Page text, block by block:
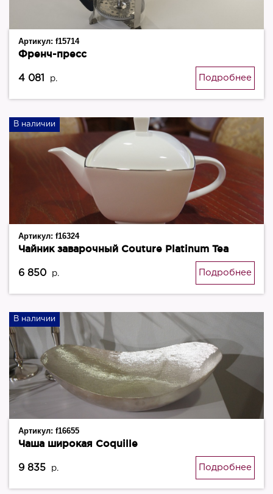
Артикул: f15714
Френч-пресс
4 081 р. Подробнее
В наличии
Артикул: f16324
Чайник заварочный Couture Platinum Tea
6 850 р. Подробнее
В наличии
Артикул: f16655
Чаша широкая Coquille
9 835 р. Подробнее